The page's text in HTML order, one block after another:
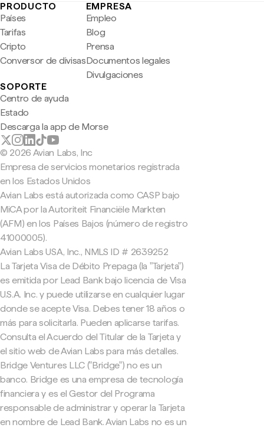
PRODUCTO
Países
Tarifas
Cripto
Conversor de divisas
EMPRESA
Empleo
Blog
Prensa
Documentos legales
Divulgaciones
SOPORTE
Centro de ayuda
Estado
Descarga la app de Morse
© 2026 Avian Labs, Inc
Empresa de servicios monetarios registrada
en los Estados Unidos
Avian Labs está autorizada como CASP bajo
MiCA por la Autoriteit Financiële Markten
(AFM) en los Países Bajos (número de registro
41000005).
Avian Labs USA, Inc., NMLS ID # 2639252
La Tarjeta Visa de Débito Prepaga (la "Tarjeta")
es emitida por Lead Bank bajo licencia de Visa
U.S.A. Inc. y puede utilizarse en cualquier lugar
donde se acepte Visa. Debes tener 18 años o
más para solicitarla. Pueden aplicarse tarifas.
Consulta el Acuerdo del Titular de la Tarjeta y
el sitio web de Avian Labs para más detalles.
Bridge Ventures LLC ("Bridge") no es un
banco. Bridge es una empresa de tecnología
financiera y es el Gestor del Programa
responsable de administrar y operar la Tarjeta
en nombre de Lead Bank. Avian Labs no es un